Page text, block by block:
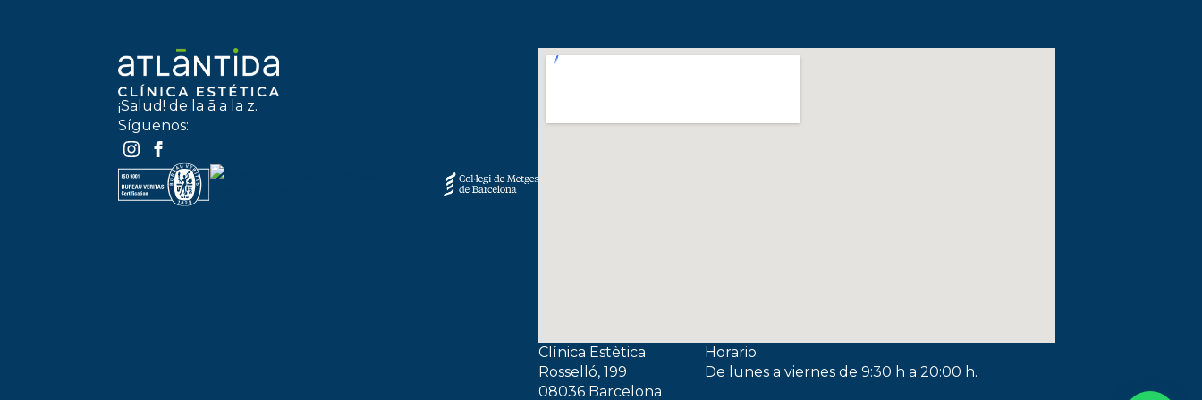
¡Salud! de la ā a la z.
Síguenos:
Clínica Estètica
Rosselló, 199
08036 Barcelona
Horario:
De lunes a viernes de 9:30 h a 20:00 h.